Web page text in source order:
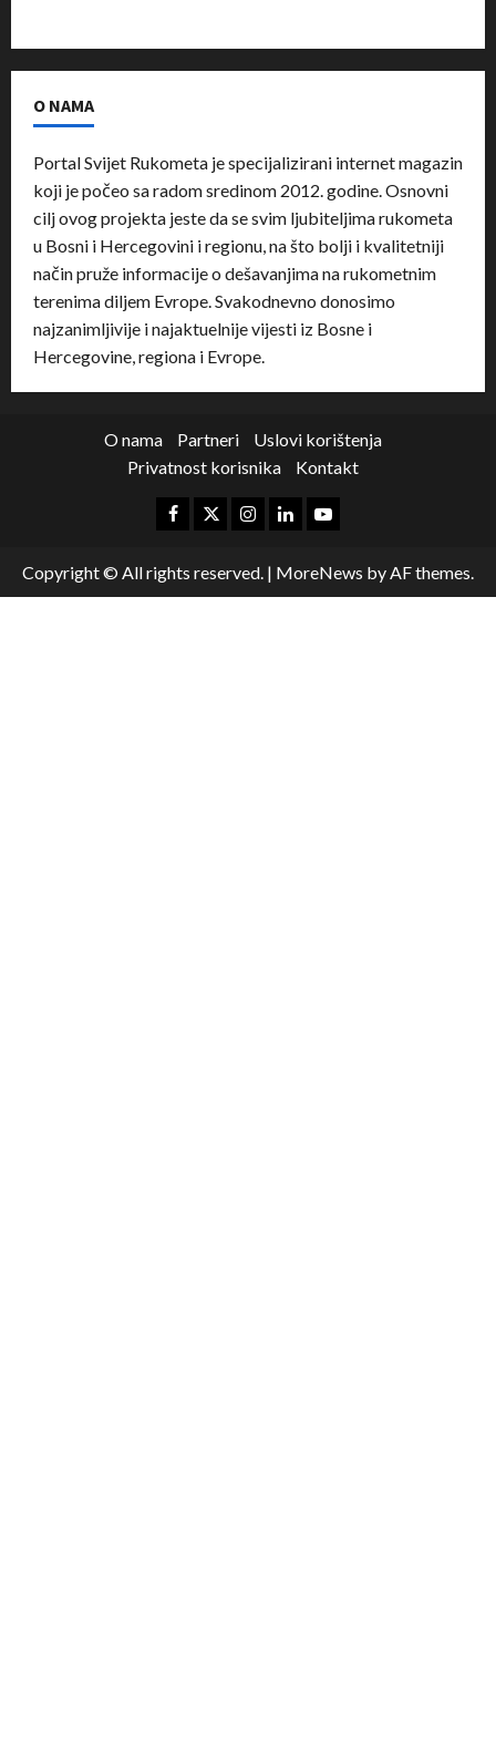
O NAMA
Portal Svijet Rukometa je specijalizirani internet magazin
koji je počeo sa radom sredinom 2012. godine. Osnovni
cilj ovog projekta jeste da se svim ljubiteljima rukometa
u Bosni i Hercegovini i regionu, na što bolji i kvalitetniji
način pruže informacije o dešavanjima na rukometnim
terenima diljem Evrope. Svakodnevno donosimo
najzanimljivije i najaktuelnije vijesti iz Bosne i
Hercegovine, regiona i Evrope.
O nama Partneri
Uslovi korištenja
Privatnost korisnika
Kontakt
Copyright © All rights reserved. | MoreNews by AF themes.